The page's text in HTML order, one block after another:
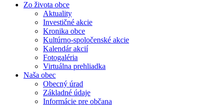
Zo života obce
Aktuality
Investičné akcie
Kronika obce
Kultúrno-spoločenské akcie
Kalendár akcií
Fotogaléria
Virtuálna prehliadka
Naša obec
Obecný úrad
Základné údaje
Informácie pre občana